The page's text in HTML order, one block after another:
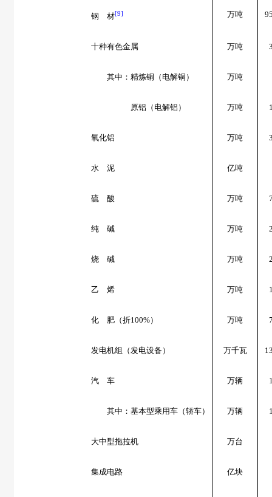
钢 材[9] 万吨
十种有色金属 万吨
其中：精炼铜（电解铜） 万吨
原铝（电解铝） 万吨
氧化铝 万吨
水 泥 亿吨
硫 酸 万吨
纯 碱 万吨
烧 碱 万吨
乙 烯 万吨
化 肥（折100%） 万吨
发电机组（发电设备） 万千瓦
汽 车 万辆
其中：基本型乘用车（轿车） 万辆
大中型拖拉机 万台
集成电路 亿块